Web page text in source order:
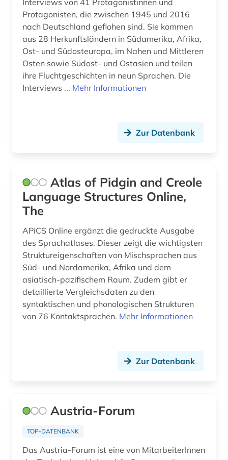
haus (1)
hausa (1)
hethitisch (1)
hispanistik (4)
iberoromanisch (1)
indigene völker (1)
indigenes volk (1)
indisches theater (1)
indoarische sprachen (1)
indologie (1)
islam (3)
Interviews von 41 Protagonistinnen und
Protagonisten, die zwischen 1945 und 2016
nach Deutschland geflohen sind. Sie kommen
aus 28 Herkunftsländern in Südamerika, Afrika,
Ost- und Südosteuropa, im Nahen und Mittleren
Osten sowie Südost- und Ostasien und teilen
ihre Fluchtgeschichten in neun Sprachen. Die
Interviews ... Mehr Informationen
Zur Datenbank
Atlas of Pidgin and Creole
Language Structures Online,
The
APiCS Online ergänzt die gedruckte Ausgabe
des Sprachatlases. Dieser zeigt die wichtigsten
Struktureigenschaften von Mischsprachen aus
Süd- und Nordamerika, Afrika und dem
asiatisch-pazifischem Raum. Zudem gibt er
detaillierte Vergleichsdaten zu den
syntaktischen und phonologischen Strukturen
von 76 Kontaktsprachen. Mehr Informationen
Zur Datenbank
Austria-Forum
TOP-DATENBANK
Das Austria-Forum ist eine von MitarbeiterInnen